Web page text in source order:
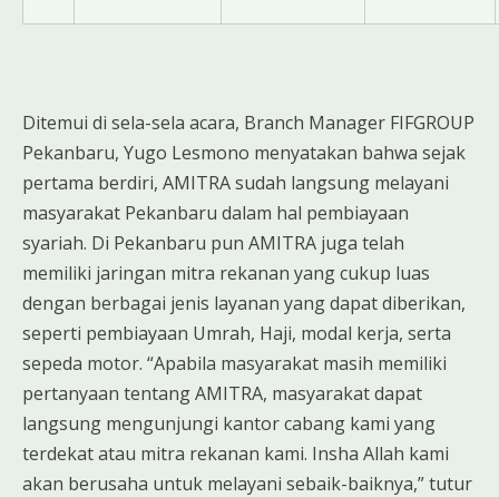
Ditemui di sela-sela acara, Branch Manager FIFGROUP
Pekanbaru, Yugo Lesmono menyatakan bahwa sejak
pertama berdiri, AMITRA sudah langsung melayani
masyarakat Pekanbaru dalam hal pembiayaan
syariah. Di Pekanbaru pun AMITRA juga telah
memiliki jaringan mitra rekanan yang cukup luas
dengan berbagai jenis layanan yang dapat diberikan,
seperti pembiayaan Umrah, Haji, modal kerja, serta
sepeda motor. “Apabila masyarakat masih memiliki
pertanyaan tentang AMITRA, masyarakat dapat
langsung mengunjungi kantor cabang kami yang
terdekat atau mitra rekanan kami. Insha Allah kami
akan berusaha untuk melayani sebaik-baiknya,” tutur